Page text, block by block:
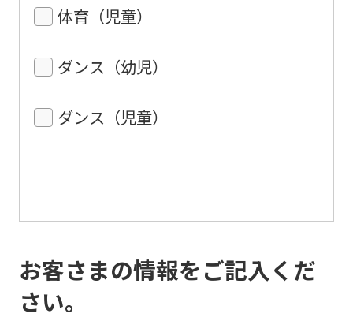
体育（児童）
ダンス（幼児）
ダンス（児童）
お客さまの情報をご記入くだ
さい。